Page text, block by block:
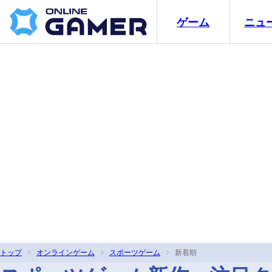
ゲーム ニュ
トップ オンラインゲーム スポーツゲーム 新着順